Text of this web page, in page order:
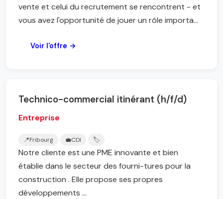
vente et celui du recrutement se rencontrent - et
vous avez l'opportunité de jouer un rôle importa...
Voir l'offre →
Technico-commercial itinérant (h/f/d)
Entreprise
📍Fribourg 💼CDI 🏷️
Notre cliente est une PME innovante et bien
établie dans le secteur des fourni-tures pour la
construction . Elle propose ses propres
développements ...